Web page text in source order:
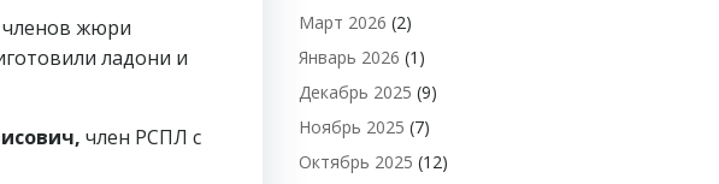
жюри
ладони и
член РСПЛ с
Март 2026 (2)
Январь 2026 (1)
Декабрь 2025 (9)
Ноябрь 2025 (7)
Октябрь 2025 (12)